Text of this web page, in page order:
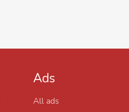
Ads
All ads